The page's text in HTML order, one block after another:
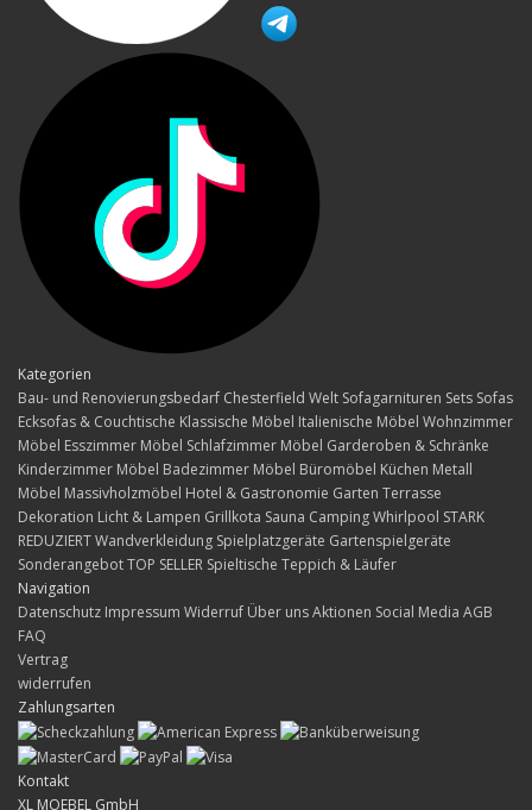
Kategorien
Bau- und Renovierungsbedarf Chesterfield Welt Sofagarnituren Sets Sofas
Ecksofas & Couchtische Klassische Möbel Italienische Möbel Wohnzimmer
Möbel Esszimmer Möbel Schlafzimmer Möbel Garderoben & Schränke
Kinderzimmer Möbel Badezimmer Möbel Büromöbel Küchen Metall
Möbel Massivholzmöbel Hotel & Gastronomie Garten Terrasse
Dekoration Licht & Lampen Grillkota Sauna Camping Whirlpool STARK
REDUZIERTWandverkleidung Spielplatzgeräte Gartenspielgeräte
SonderangebotTOP SELLER Spieltische Teppich & Läufer
Navigation
Datenschutz Impressum Widerruf Über unsAktionen Social Media AGB
FAQ
Vertrag
widerrufen
Zahlungsarten
Kontakt
XL MOEBEL GmbH